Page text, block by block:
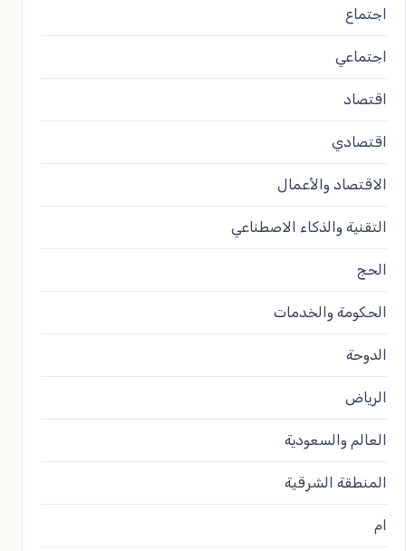
اجتماع
اجتماعي
اقتصاد
اقتصادي
الاقتصاد والأعمال
التقنية والذكاء الاصطناعي
الحج
الحكومة والخدمات
الدوحة
الرياض
العالم والسعودية
المنطقة الشرقية
ام